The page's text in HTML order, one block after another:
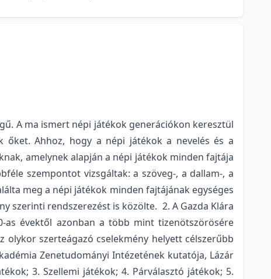
A ma ismert népi játékok generációkon keresztül
őket. Ahhoz, hogy a népi játékok a nevelés és a
amelynek alapján a népi játékok minden fajtája
szempontot vizsgáltak: a szöveg-, a dallam-, a
meg a népi játékok minden fajtájának egységes
szerinti rendszerezést is közölte. 2. A Gazda Klára
as évektől azonban a több mint tizenötszörösére
szerteágazó cselekmény helyett célszerűbb
Zenetudományi Intézetének kutatója, Lázár
3. Szellemi játékok; 4. Párválasztó játékok; 5.